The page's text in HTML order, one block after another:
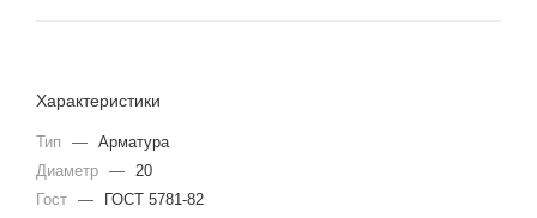
Характеристики
Тип — Арматура
Диаметр — 20
Гост —
ГОСТ 5781-82